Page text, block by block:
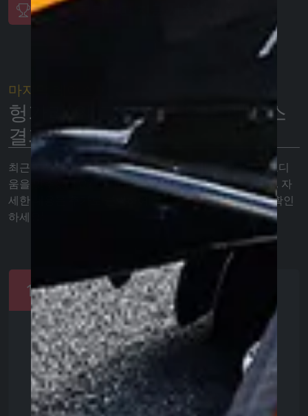
여기를 클릭하고 지금 시작하세요!
마지막 레이스
헝가리 인 그랑프리 오토 레이스
결과
최근 포뮬러 1 주말의 결과를 보여드립니다. 게임에서 포디
움을 맞추셨나요? 여기에서 TOP 10을 확인할 수 있으며, 자
세한 내용은 추가로 클릭하여 주말의 전체 결과 목록을 확인
하세요!
1 Lando Norris